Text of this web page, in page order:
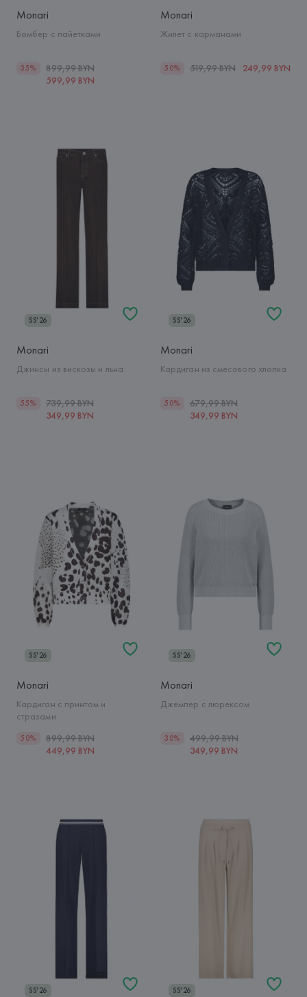
Monari
Бомбер с пайетками
35%
899,99 BYN
599,99 BYN
Monari
Жилет с карманами
50% 519,99 BYN 249,99 BYN
SS'26
Monari
Джинсы из вискозы и льна
55%
739,99 BYN
349,99 BYN
SS'26
Monari
Кардиган из смесового хлопка
50%
679,99 BYN
349,99 BYN
SS'26
Monari
Кардиган с принтом и
стразами
50%
899,99 BYN
449,99 BYN
SS'26
Monari
Джемпер с люрексом
30%
499,99 BYN
349,99 BYN
SS'26 SS'26